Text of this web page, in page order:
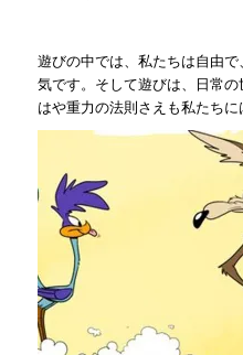
遊びの中では、私たちは自由
気です。そして遊びは、日常
はや重力の法則さえも私たちに